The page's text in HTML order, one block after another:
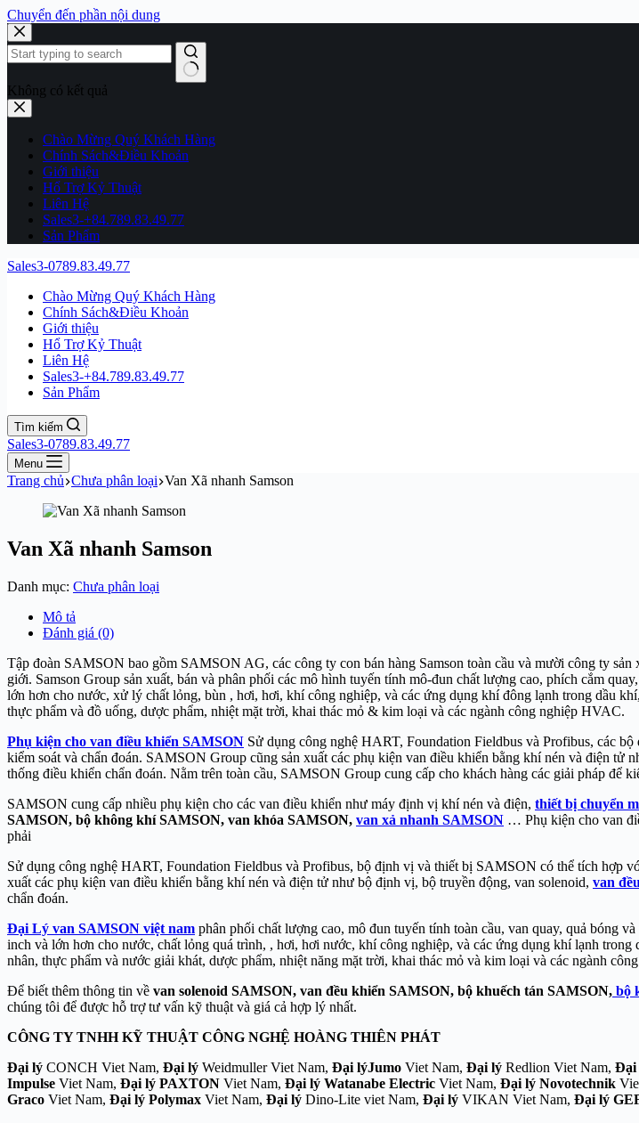
Chuyển đến phần nội dung
Không có kết quả
Chào Mừng Quý Khách Hàng
Chính Sách&Điều Khoản
Giới thiệu
Hổ Trợ Kỷ Thuật
Liên Hệ
Sales3-+84.789.83.49.77
Sản Phẩm
Sales3-0789.83.49.77
Chào Mừng Quý Khách Hàng
Chính Sách&Điều Khoản
Giới thiệu
Hổ Trợ Kỷ Thuật
Liên Hệ
Sales3-+84.789.83.49.77
Sản Phẩm
Tìm kiếm
Sales3-0789.83.49.77
Menu
Trang chủ Chưa phân loại Van Xã nhanh Samson
Van Xã nhanh Samson
Danh mục: Chưa phân loại
Mô tả
Đánh giá (0)
Tập đoàn SAMSON bao gồm SAMSON AG, các công ty con bán hàng Samson toàn cầu và mười công ty
giới. Samson Group sản xuất, bán và phân phối các mô hình tuyến tính mô-đun chất lượng cao, phích cắm
lớn hơn cho nước, xử lý chất lỏng, bùn , hơi, hơi, khí công nghiệp, và các ứng dụng khí đông lạnh trong dầu
thực phẩm và đồ uống, dược phẩm, nhiệt mặt trời, khai thác mỏ & kim loại và các ngành công nghiệp HVAC.
Phụ kiện cho van điều khiển SAMSON Sử dụng công nghệ HART, Foundation Fieldbus và Profibus, các
kiểm soát và chẩn đoán. SAMSON Group cũng sản xuất các phụ kiện van điều khiển bằng khí nén và điện
thống điều khiển chẩn đoán. Nằm trên toàn cầu, SAMSON Group cung cấp cho khách hàng các giải pháp để
SAMSON cung cấp nhiều phụ kiện cho các van điều khiển như máy định vị khí nén và điện, thiết bị chuyển
SAMSON, bộ không khí SAMSON, van khóa SAMSON, van xả nhanh SAMSON … Phụ kiện cho van
phải
Sử dụng công nghệ HART, Foundation Fieldbus và Profibus, bộ định vị và thiết bị SAMSON có thể tích hợp
xuất các phụ kiện van điều khiển bằng khí nén và điện tử như bộ định vị, bộ truyền động, van solenoid, van
chẩn đoán.
Đại Lý van SAMSON việt nam phân phối chất lượng cao, mô đun tuyến tính toàn cầu, van quay, quả bóng
inch và lớn hơn cho nước, chất lỏng quá trình, , hơi, hơi nước, khí công nghiệp, và các ứng dụng khí lạnh
nhân, thực phẩm và nước giải khát, dược phẩm, nhiệt năng mặt trời, khai thác mỏ và kim loại và các ngành
Để biết thêm thông tin về van solenoid SAMSON, van đều khiển SAMSON, bộ khuếch tán SAMSON, bộ
chúng tôi để được hỗ trợ tư vấn kỹ thuật và giá cả hợp lý nhất.
CÔNG TY TNHH KỸ THUẬT CÔNG NGHỆ HOÀNG THIÊN PHÁT
Đại lý CONCH Viet Nam, Đại lý Weidmuller Viet Nam, Đại lýJumo Viet Nam, Đại lý Redlion Viet Nam, Đại
Impulse Viet Nam, Đại lý PAXTON Viet Nam, Đại lý Watanabe Electric Viet Nam, Đại lý Novotechnik
Graco Viet Nam, Đại lý Polymax Viet Nam, Đại lý Dino-Lite viet Nam, Đại lý VIKAN Viet Nam, Đại lý